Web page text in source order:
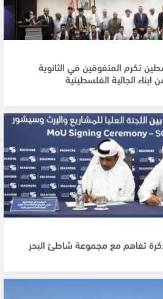
تكرم المتفوقين في الثانوية
ابناء الجالية الفلسطينية
تفاهم مع مجموعة شاطئ البحر